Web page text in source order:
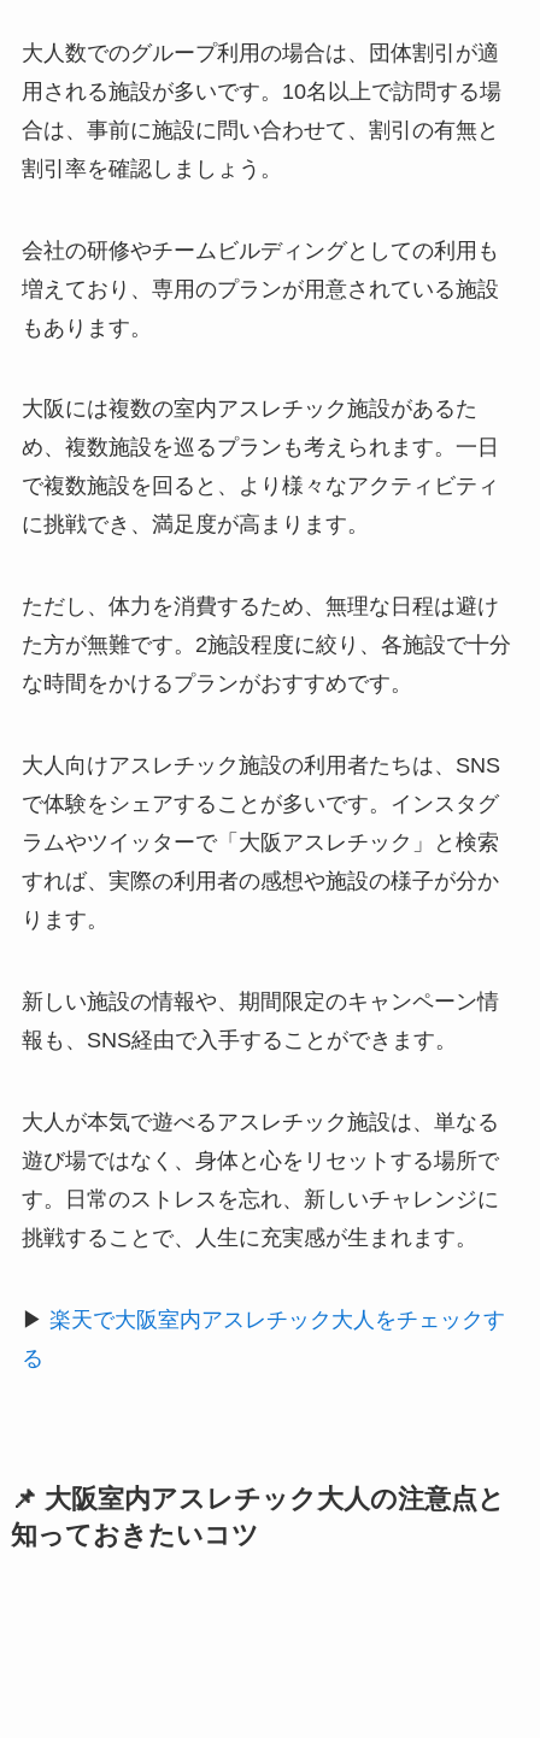
大人数でのグループ利用の場合は、団体割引が適
用される施設が多いです。10名以上で訪問する場
合は、事前に施設に問い合わせて、割引の有無と
割引率を確認しましょう。
会社の研修やチームビルディングとしての利用も
増えており、専用のプランが用意されている施設
もあります。
大阪には複数の室内アスレチック施設があるた
め、複数施設を巡るプランも考えられます。一日
で複数施設を回ると、より様々なアクティビティ
に挑戦でき、満足度が高まります。
ただし、体力を消費するため、無理な日程は避け
た方が無難です。2施設程度に絞り、各施設で十分
な時間をかけるプランがおすすめです。
大人向けアスレチック施設の利用者たちは、SNS
で体験をシェアすることが多いです。インスタグ
ラムやツイッターで「大阪アスレチック」と検索
すれば、実際の利用者の感想や施設の様子が分か
ります。
新しい施設の情報や、期間限定のキャンペーン情
報も、SNS経由で入手することができます。
大人が本気で遊べるアスレチック施設は、単なる
遊び場ではなく、身体と心をリセットする場所で
す。日常のストレスを忘れ、新しいチャレンジに
挑戦することで、人生に充実感が生まれます。
▶ 楽天で大阪室内アスレチック大人をチェックす
る
📌 大阪室内アスレチック大人の注意点と
知っておきたいコツ